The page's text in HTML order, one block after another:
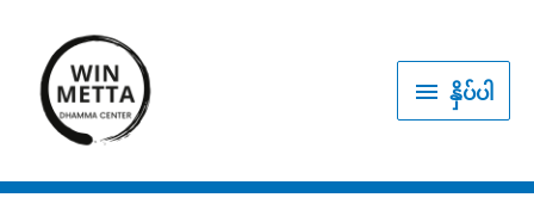
content
နှိပ် နှိပ်ပါ